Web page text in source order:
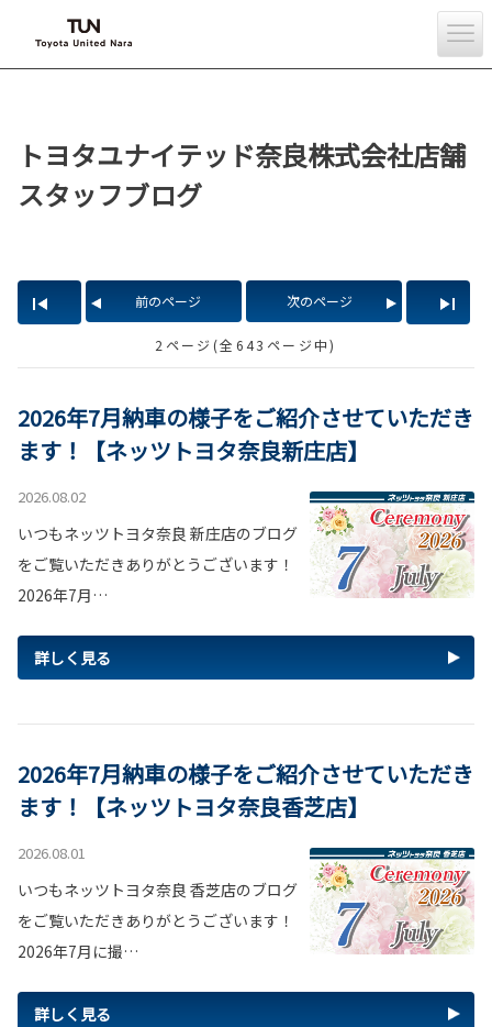
トヨタユナイテッド奈良株式会社店舗
スタッフブログ
前のページ 次のページ
2ページ(全643ページ中)
2026年7月納車の様子をご紹介させていただき
ます！【ネッツトヨタ奈良新庄店】
2026.08.02
いつもネッツトヨタ奈良 新庄店のブログ
をご覧いただきありがとうございます！
2026年7月…
詳しく見る
2026年7月納車の様子をご紹介させていただき
ます！【ネッツトヨタ奈良香芝店】
2026.08.01
いつもネッツトヨタ奈良 香芝店のブログ
をご覧いただきありがとうございます！
2026年7月に撮…
詳しく見る